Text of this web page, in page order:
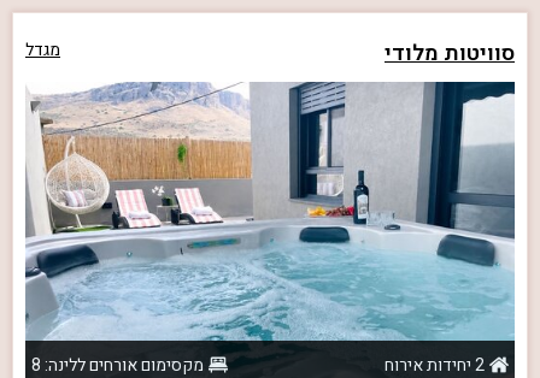
סוויטות מלודי מגדל
2 יחידות אירוח
מקסימום אורחים ללינה: 8